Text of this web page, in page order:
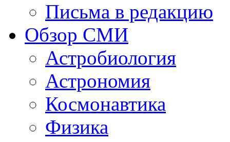
Письма в редакцию
Обзор СМИ
Астробиология
Астрономия
Космонавтика
Физика